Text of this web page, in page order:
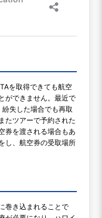
を取得できても航空
ができません。最近で
失した場合でも再取
たツアーで予約された
券を渡される場合もあ
し、航空券の受取場所
巻き込まれることで